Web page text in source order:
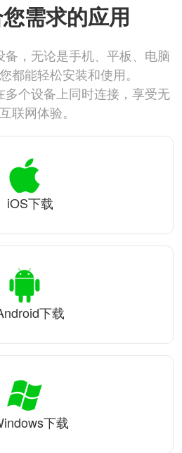
需求的应用
，无论是手机、平板、电脑
都能轻松安装和使用。
个设备上同时连接，享受无
联网体验。
iOS下载
下载
下载